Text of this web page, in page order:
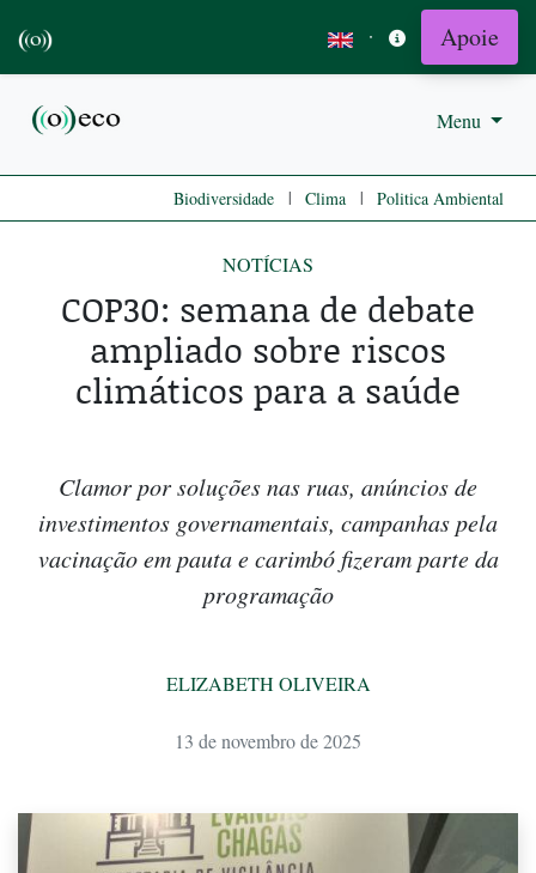
· Apoie
Menu
Biodiversidade | Clima | Politica Ambiental
NOTÍCIAS
COP30: semana de debate
ampliado sobre riscos
climáticos para a saúde
Clamor por soluções nas ruas, anúncios de
investimentos governamentais, campanhas pela
vacinação em pauta e carimbó fizeram parte da
programação
ELIZABETH OLIVEIRA
13 de novembro de 2025